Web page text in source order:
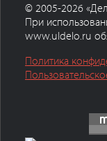
© 2005-2026
При
www.uldelo.ru
Политика